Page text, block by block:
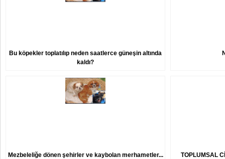
Bu köpekler toplatılıp neden saatlerce güneşin altında
kaldı?
Mezbeleliğe dönen şehirler ve kaybolan merhametler... TOPLUMSAL